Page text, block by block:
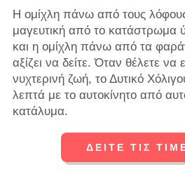
Η ομίχλη πάνω από τους
μαγευτική από το κατάστρωμα
και η ομίχλη πάνω από τα
αξίζει να δείτε. Όταν θέλετε να
νυχτερινή ζωή, το Δυτικό
λεπτά με το αυτοκίνητο από
κατάλυμα.
ΔΕΙΤΕ ΤΙΣ